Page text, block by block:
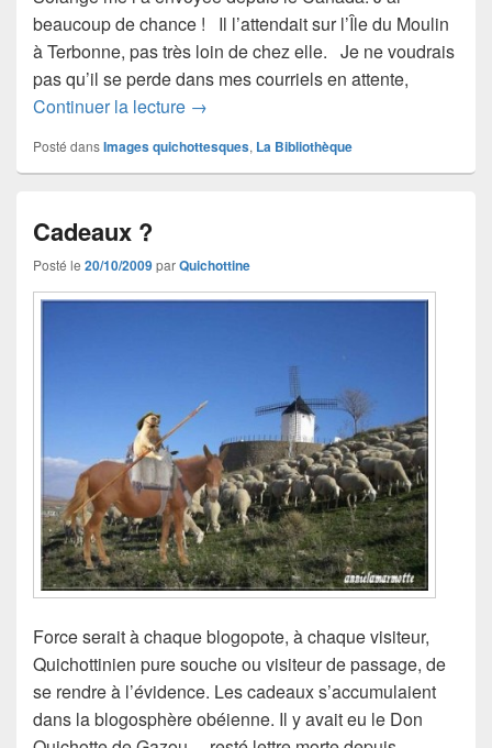
beaucoup de chance ! Il l’attendait sur l’Île du Moulin
à Terbonne, pas très loin de chez elle. Je ne voudrais
pas qu’il se perde dans mes courriels en attente,
Continuer la lecture Le « Don Quichotte » de Germain
→
Posté dansImages quichottesques, La Bibliothèque
Cadeaux ?
Posté le 20/10/2009parQuichottine
Force serait à chaque blogopote, à chaque visiteur,
Quichottinien pure souche ou visiteur de passage, de
se rendre à l’évidence. Les cadeaux s’accumulaient
dans la blogosphère obéienne. Il y avait eu le Don